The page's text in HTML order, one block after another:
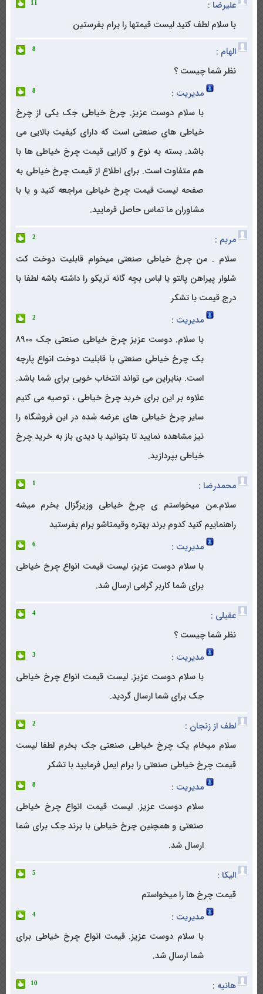
علیرضا : 11
با سلام لطف کنید لیست قیمتها را برام بفرستین
الهام :
8
نظر شما چیست ؟
مدیریت :
8
با سلام دوست عزیز. چرخ خیاطی جک یکی از چرخ
خیاطی های صنعتی است که دارای کیفیت بالایی می
باشد. بسته به نوع و کارایی قیمت چرخ خیاطی ها با
هم متفاوت است. برای اطلاع از قیمت چرخ خیاطی به
صفحه لیست قیمت چرخ خیاطی مراجعه کنید و یا با
مشاوران ما تماس حاصل فرمایید.
مریم : 2
سلام . من چرخ خیاطی صنعتی میخوام قابلیت دوخت کت
شلوار پیراهن پالتو یا لباس بچه گانه تریکو را داشته باشه لطفا با
درج قیمت با تشکر
مدیریت :
2
با سلام. دوست عزیز چرخ خیاطی صنعتی جک 8900
یک چرخ خیاطی صنعتی با قابلیت دوخت انواع پارچه
است. بنابراین می تواند انتخاب خوبی برای شما باشد.
علاوه بر این برای خرید چرخ خیاطی ، توصیه می کنیم
سایر چرخ خیاطی های عرضه شده در این فروشگاه را
نیز مشاهده نمایید تا بتوانید با دیدی باز به خرید چرخ
خیاطی بپردازید.
محمدرضا : 1
سلام.من میخواستم ی چرخ خیاطی وزیزگزال بخرم میشه
راهنماییم کنید کدوم برند بهتره وقیمتاشو برام بفرستید
مدیریت :
6
با سلام دوست عزیز، لیست قیمت انواع چرخ خیاطی
برای شما کاربر گرامی ارسال شد.
عقیلی : 4
نظر شما چیست ؟
مدیریت :
3
با سلام دوست عزیز. لیست قیمت انواع چرخ خیاطی
جک برای شما ارسال گردید.
لطف از زنجان : 2
سلام میخام یک چرخ خیاطی صنعتی جک بخرم لطفا لیست
قیمت چرخ خیاطی صنعتی را برام ایمل فرمایید با تشکر
مدیریت :
8
سلام دوست عزیز. لیست قیمت انواع چرخ خیاطی
صنعتی و همچنین چرخ خیاطی با برند جک برای شما
ارسال شد.
الیکا : 5
قیمت چرخ ها را میخواستم
مدیریت :
4
با سلام دوست عزیز. قیمت انواع چرخ خیاطی برای
شما ارسال شد.
هانیه : 10